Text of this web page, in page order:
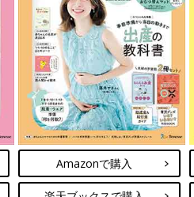
Amazonで購入